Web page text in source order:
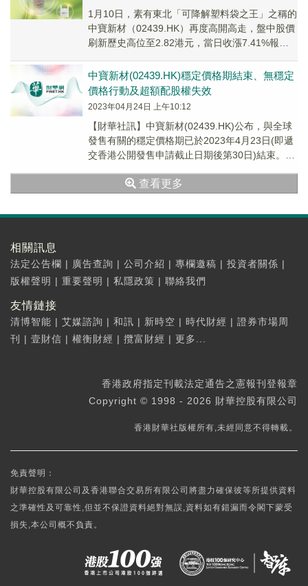
1月10日，素有東北「可降解塑料袋之王」之稱的
中寶新材（02439.HK）再度高開高走，盤中股價
刷新歷史高位至2.82港元，當日收漲7.41%報
中寶新材(02439.HK)穩定價格期結束、無穩定
價格行動及超額配股權失效
2023年04月24日 上午10:12
【財華社訊】中寶新材(02439.HK)公布，與全球
發售有關的穩定價格期已於2023年4月23日(即遞
交香港公開發售申請截止日期後第30日)結束。由
查看更多
相關訊息
法定公告欄 | 廣告查詢 | 公司介紹 | 專欄邀稿 | 投資者關係 |
版權聲明 | 重要聲明 | 私隱政策 | 聯絡我們
友情鏈接
清博智能 | 艾媒諮詢 | 和訊 | 新時空 | 時代財經 | 證券市場周
刊
| 壹財信 | 權衡財經 | 攬富財經 | 更多...
香港政府指定刊載法定通告之憲報刊登報章
Copyright © 1998 - 2026 財華控股有限公司
香港財華社版權所有,未經同意不得轉載。
免責聲明：
財華控股有限公司及香港聯合交易所有限公司將盡力確保彼等所提供資料
之準確性及可靠性,但並不保證資料絕對無誤,資料如有錯漏而令閣下蒙受
損失,本公司概不負責。